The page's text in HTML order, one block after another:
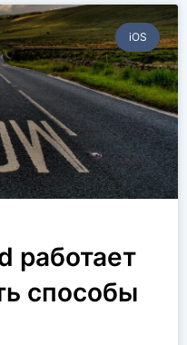
iOS
работает
способы